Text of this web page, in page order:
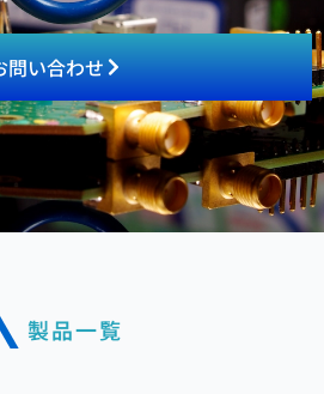
問い合わせ
製品一覧